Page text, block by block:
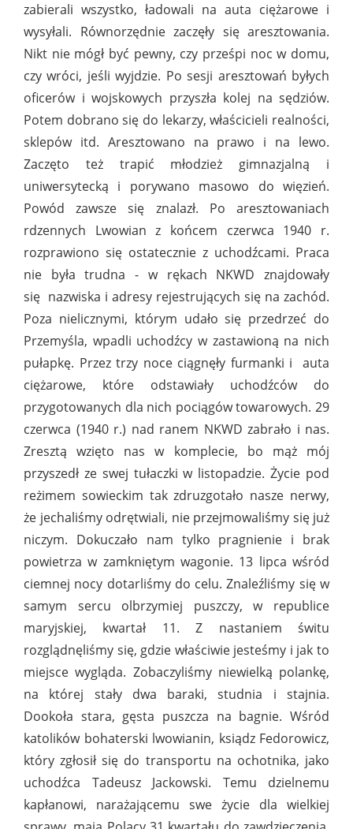
zabierali wszystko, ładowali na auta ciężarowe i
wysyłali. Równorzędnie zaczęły się aresztowania.
Nikt nie mógł być pewny, czy prześpi noc w domu,
czy wróci, jeśli wyjdzie. Po sesji aresztowań byłych
oficerów i wojskowych przyszła kolej na sędziów.
Potem dobrano się do lekarzy, właścicieli realności,
sklepów itd. Aresztowano na prawo i na lewo.
Zaczęto też trapić młodzież gimnazjalną i
uniwersytecką i porywano masowo do więzień.
Powód zawsze się znalazł. Po aresztowaniach
rdzennych Lwowian z końcem czerwca 1940 r.
rozprawiono się ostatecznie z uchodźcami. Praca
nie była trudna - w rękach NKWD znajdowały
się nazwiska i adresy rejestrujących się na zachód.
Poza nielicznymi, którym udało się przedrzeć do
Przemyśla, wpadli uchodźcy w zastawioną na nich
pułapkę. Przez trzy noce ciągnęły furmanki i auta
ciężarowe, które odstawiały uchodźców do
przygotowanych dla nich pociągów towarowych. 29
czerwca (1940 r.) nad ranem NKWD zabrało i nas.
Zresztą wzięto nas w komplecie, bo mąż mój
przyszedł ze swej tułaczki w listopadzie. Życie pod
reżimem sowieckim tak zdruzgotało nasze nerwy,
że jechaliśmy odrętwiali, nie przejmowaliśmy się już
niczym. Dokuczało nam tylko pragnienie i brak
powietrza w zamkniętym wagonie. 13 lipca wśród
ciemnej nocy dotarliśmy do celu. Znaleźliśmy się w
samym sercu olbrzymiej puszczy, w republice
maryjskiej, kwartał 11. Z nastaniem świtu
rozglądnęliśmy się, gdzie właściwie jesteśmy i jak to
miejsce wygląda. Zobaczyliśmy niewielką polankę,
na której stały dwa baraki, studnia i stajnia.
Dookoła stara, gęsta puszcza na bagnie. Wśród
katolików bohaterski lwowianin, ksiądz Fedorowicz,
który zgłosił się do transportu na ochotnika, jako
uchodźca Tadeusz Jackowski. Temu dzielnemu
kapłanowi, narażającemu swe życie dla wielkiej